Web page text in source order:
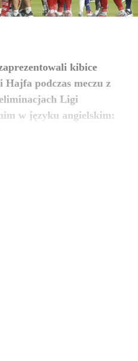
kibice
podczas meczu z
Ligi
w języku angielskim:
zobacz więcej